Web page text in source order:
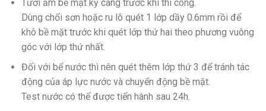
Tưới ẩm bề mặt kỹ càng trước khi thi công.
Dùng chổi sơn hoặc ru lô quét 1 lớp dầy 0.6mm rồi để
khô bề mặt trước khi quét lớp thứ hai theo phương vuông
góc với lớp thứ nhất.
Đối với bể nước thì nên quét thêm lớp thứ 3 để tránh tác
động của áp lực nước và chuyển động bề mặt.
Test nước có thể được tiến hành sau 24h.